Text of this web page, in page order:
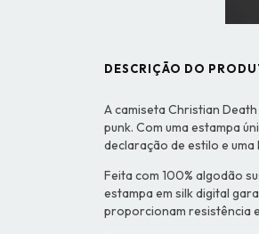
DESCRIÇÃO DO
A camiseta Christian
punk. Com uma estampa
declaração de estilo e uma
Feita com 100% algodão
estampa em silk digital
proporcionam resistência